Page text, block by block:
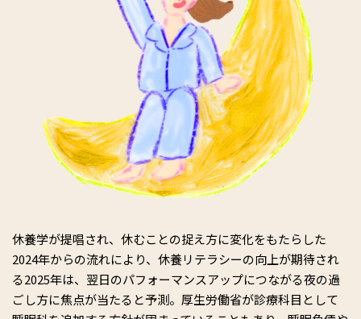
休養学が提唱され、休むことの捉え方に変化をもたらした
2024年からの流れにより、休養リテラシーの向上が期待され
る2025年は、翌日のパフォーマンスアップにつながる夜の過
ごし方に焦点が当たると予測。厚生労働省が診療科目として